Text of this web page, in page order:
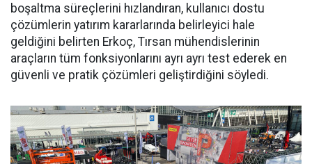
boşaltma süreçlerini hızlandıran, kullanıcı dostu
çözümlerin yatı­rım kararlarında belirleyici hale
geldiğini belirten Erkoç, Tırsan mühendislerinin
araçların tüm fonksiyonlarını ayrı ayrı test ede­rek en
güvenli ve pratik çözümleri geliştirdiğini söyledi.